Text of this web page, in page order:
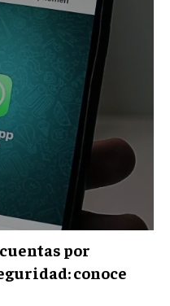
por
conoce